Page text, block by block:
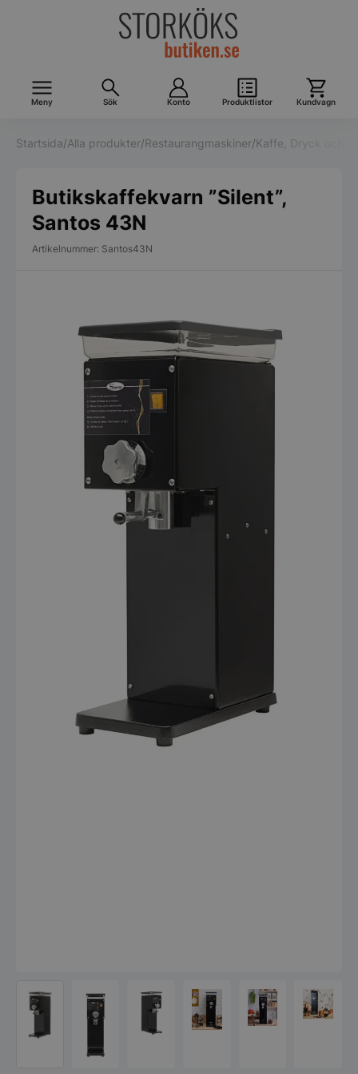
Meny Sök Konto Produktlistor Kundvagn
Startsida/Alla produkter/Restaurangmaskiner/Kaffe, Dryck och
Butikskaffekvarn ”Silent”,
Santos 43N
Artikelnummer: Santos43N